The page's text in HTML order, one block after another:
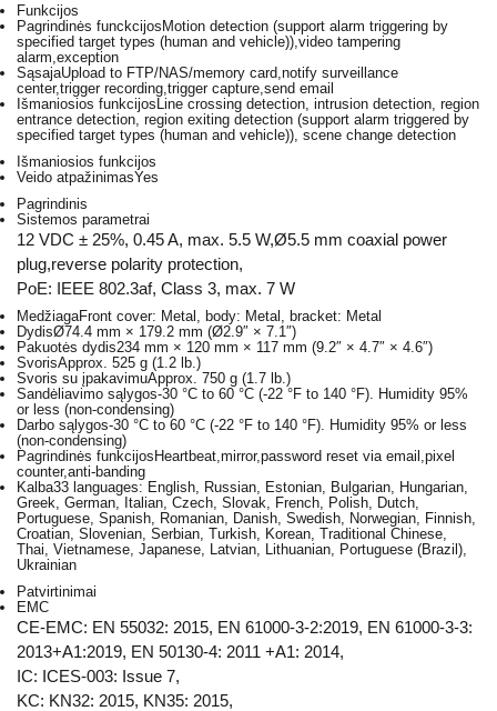
Funkcijos
Pagrindinės funckcijosMotion detection (support alarm triggering by
specified target types (human and vehicle)),video tampering
alarm,exception
SąsajaUpload to FTP/NAS/memory card,notify surveillance
center,trigger recording,trigger capture,send email
Išmaniosios funkcijosLine crossing detection, intrusion detection, region
entrance detection, region exiting detection (support alarm triggered by
specified target types (human and vehicle)), scene change detection
Išmaniosios funkcijos
Veido atpažinimasYes
Pagrindinis
Sistemos parametrai
12 VDC ± 25%, 0.45 A, max. 5.5 W,Ø5.5 mm coaxial power
plug,reverse polarity protection,
PoE: IEEE 802.3af, Class 3, max. 7 W
MedžiagaFront cover: Metal, body: Metal, bracket: Metal
DydisØ74.4 mm × 179.2 mm (Ø2.9″ × 7.1″)
Pakuotės dydis234 mm × 120 mm × 117 mm (9.2″ × 4.7″ × 4.6″)
SvorisApprox. 525 g (1.2 lb.)
Svoris su įpakavimuApprox. 750 g (1.7 lb.)
Sandėliavimo sąlygos-30 °C to 60 °C (-22 °F to 140 °F). Humidity 95%
or less (non-condensing)
Darbo sąlygos-30 °C to 60 °C (-22 °F to 140 °F). Humidity 95% or less
(non-condensing)
Pagrindinės funkcijos Heartbeat,mirror,password reset via email,pixel
counter,anti-banding
Kalba33 languages: English, Russian, Estonian, Bulgarian, Hungarian,
Greek, German, Italian, Czech, Slovak, French, Polish, Dutch,
Portuguese, Spanish, Romanian, Danish, Swedish, Norwegian, Finnish,
Croatian, Slovenian, Serbian, Turkish, Korean, Traditional Chinese,
Thai, Vietnamese, Japanese, Latvian, Lithuanian, Portuguese (Brazil),
Ukrainian
Patvirtinimai
EMC
CE-EMC: EN 55032: 2015, EN 61000-3-2:2019, EN 61000-3-3:
2013+A1:2019, EN 50130-4: 2011 +A1: 2014,
IC: ICES-003: Issue 7,
KC: KN32: 2015, KN35: 2015,